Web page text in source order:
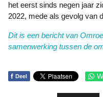
het eerst sinds negen jaar
2022, mede als gevolg van
Dit is een bericht van Omroep Flevoland in het kader van de
samenwerking tussen de
f Deel